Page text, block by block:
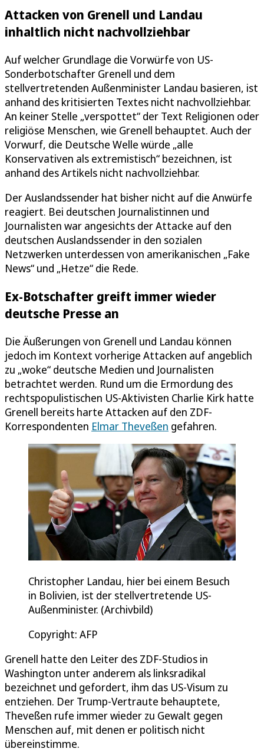
Attacken von Grenell und Landau
inhaltlich nicht nachvollziehbar
Auf welcher Grundlage die Vorwürfe von US-
Sonderbotschafter Grenell und dem
stellvertretenden Außenminister Landau basieren, ist
anhand des kritisierten Textes nicht nachvollziehbar.
An keiner Stelle „verspottet“ der Text Religionen oder
religiöse Menschen, wie Grenell behauptet. Auch der
Vorwurf, die Deutsche Welle würde „alle
Konservativen als extremistisch“ bezeichnen, ist
anhand des Artikels nicht nachvollziehbar.
Der Auslandssender hat bisher nicht auf die Anwürfe
reagiert. Bei deutschen Journalistinnen und
Journalisten war angesichts der Attacke auf den
deutschen Auslandssender in den sozialen
Netzwerken unterdessen von amerikanischen „Fake
News“ und „Hetze“ die Rede.
Ex-Botschafter greift immer wieder
deutsche Presse an
Die Äußerungen von Grenell und Landau können
jedoch im Kontext vorherige Attacken auf angeblich
zu „woke“ deutsche Medien und Journalisten
betrachtet werden. Rund um die Ermordung des
rechtspopulistischen US-Aktivisten Charlie Kirk hatte
Grenell bereits harte Attacken auf den ZDF-
Korrespondenten Elmar Theveßen gefahren.
Christopher Landau, hier bei einem Besuch
in Bolivien, ist der stellvertretende US-
Außenminister. (Archivbild)
Copyright: AFP
Grenell hatte den Leiter des ZDF-Studios in
Washington unter anderem als linksradikal
bezeichnet und gefordert, ihm das US-Visum zu
entziehen. Der Trump-Vertraute behauptete,
Theveßen rufe immer wieder zu Gewalt gegen
Menschen auf, mit denen er politisch nicht
übereinstimme.